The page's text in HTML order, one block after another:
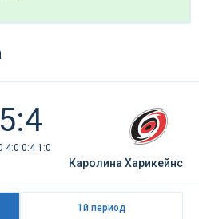
5:4
4:0 0:4 1:0
Каролина Харикейнс
1й период